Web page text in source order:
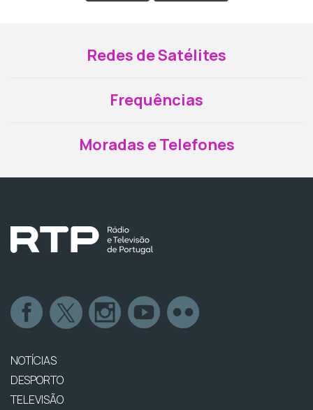
Redes de Satélites
Frequências
Moradas e Telefones
NOTÍCIAS
DESPORTO
TELEVISÃO